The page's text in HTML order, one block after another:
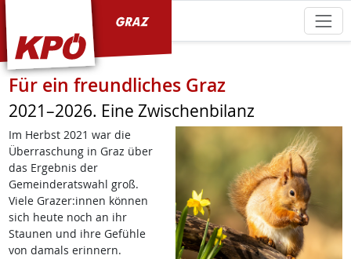
Für ein freundliches Graz
2021–2026. Eine Zwischenbilanz
Im Herbst 2021 war die
Überraschung in Graz über
das Ergebnis der
Gemeinderatswahl groß.
Viele Grazer:innen können
sich heute noch an ihr
Staunen und ihre Gefühle
von damals erinnern.